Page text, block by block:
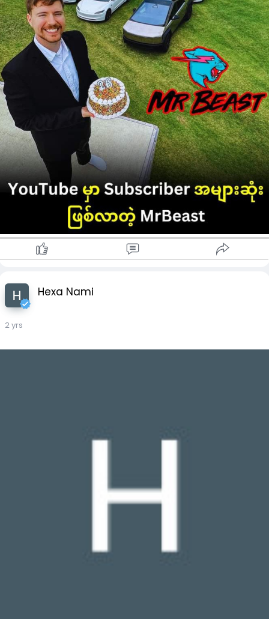
ရဲ့ Video တစ်ပုဒ်ဝင်ငွေဟာ ကျွန်တော်တို့ တစ်ဘဝလုံးထိုင်စားလို့
ကုန်တဲ့ ပမာဏပါပဲ။
Hexa Nami
2 yrs